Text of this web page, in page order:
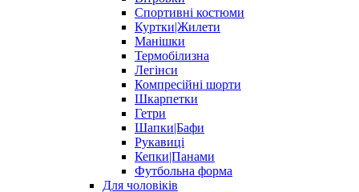
Спортивні костюми
Куртки|Жилети
Манішки
Термобілизна
Легінси
Компресійні шорти
Шкарпетки
Гетри
Шапки|Бафи
Рукавиці
Кепки|Панами
Футбольна форма
Для чоловіків